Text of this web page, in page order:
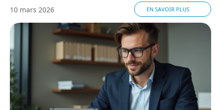
10 mars 2026 EN SAVOIR PLUS